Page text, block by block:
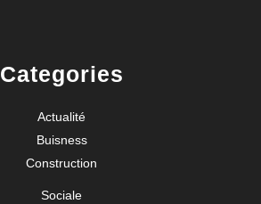
Categories
Actualité
Buisness
Construction
Sociale